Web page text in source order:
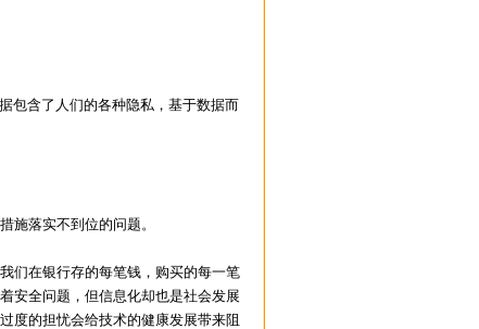
含了人们的各种隐私，基于数据而
落实不到位的问题。
们在银行存的每笔钱，购买的每一笔
安全问题，但信息化却也是社会发展
度的担忧会给技术的健康发展带来阻